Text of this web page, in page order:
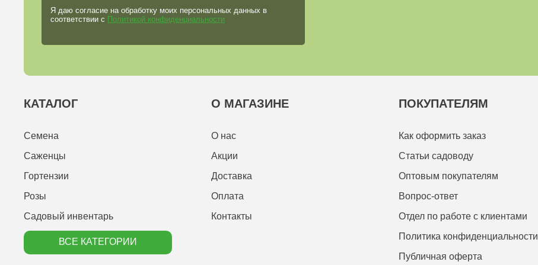
Я даю согласие на обработку моих персональных данных в
соответствии с Политикой конфиденциальности
КАТАЛОГ
Семена
Саженцы
Гортензии
Розы
Садовый инвентарь
ВСЕ КАТЕГОРИИ
О МАГАЗИНЕ
О нас
Акции
Доставка
Оплата
Контакты
ПОКУПАТЕЛЯМ
Как оформить заказ
Статьи садоводу
Оптовым покупателям
Вопрос-ответ
Отдел по работе с клиентами
Политика конфиденциальности
Публичная оферта